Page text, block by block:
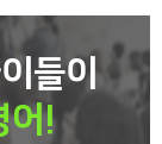
들이
어!